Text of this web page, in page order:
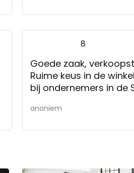
8
Goede zaak,
Ruime keus in de
bij ondernemers in de
anoniem